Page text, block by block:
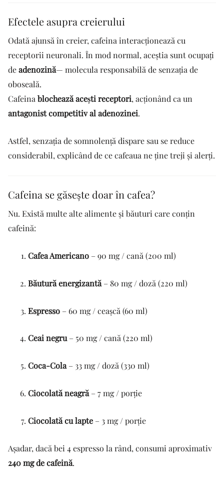
Efectele asupra creierului
Odată ajunsă în creier, cafeina interacționează cu
receptorii neuronali. În mod normal, aceștia sunt ocupați
deadenozină— molecula responsabilă de senzația de
oboseală.
Cafeina blochează acești receptori, acționând ca un
antagonist competitiv al adenozinei.
Astfel, senzația de somnolență dispare sau se reduce
considerabil, explicând de ce cafeaua ne ține treji și alerți.
Cafeina se găsește doar în cafea?
Nu. Există multe alte alimente și băuturi care conțin
cafeină:
Cafea Americano – 90 mg / cană (200 ml)
Băutură energizantă– 80 mg / doză (220 ml)
Espresso – 60 mg / ceașcă (60 ml)
Ceai negru– 50 mg / cană (220 ml)
Coca-Cola– 33 mg / doză (330 ml)
Ciocolată neagră– 7 mg / porție
Ciocolată cu lapte – 3 mg / porție
Așadar, dacă bei 4 espresso la rând, consumi aproximativ
240 mg de cafeină.